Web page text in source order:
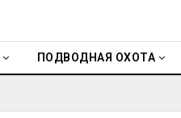
ПОДВОДНАЯ ОХОТА